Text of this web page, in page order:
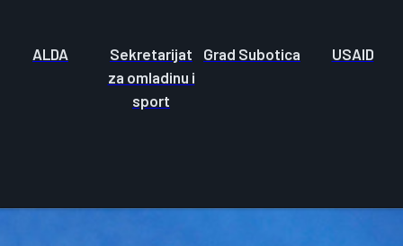
ALDA
Sekretarijat
za omladinu i
sport
Grad Subotica USAID